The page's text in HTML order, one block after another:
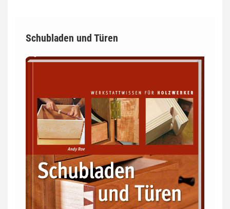
Schubladen und Türen